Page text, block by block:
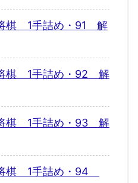
棋 1手詰め・91 解
棋 1手詰め・92 解
棋 1手詰め・93 解
棋 1手詰め・94